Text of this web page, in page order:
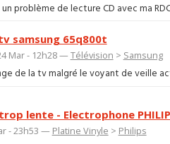
problème de lecture CD avec ma
samsung 65q800t
Mar - 12h28 —Télévision > Samsung
de la tv malgré le voyant de veille
lente - Electrophone
- 23h53 — Platine Vinyle > Philips